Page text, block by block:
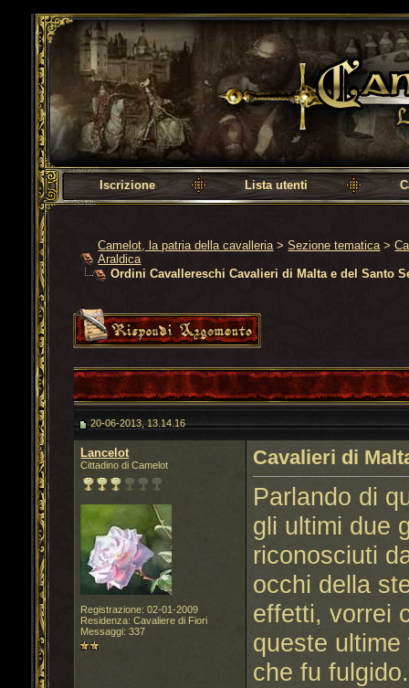
Camelot, la patria della cavalleria
Iscrizione Lista utenti
Camelot, la patria della cavalleria >Sezione tematica >
Araldica
Ordini Cavallereschi Cavalieri di Malta e del Santo
20-06-2013, 13.14.16
Lancelot
Cittadino di Camelot
Registrazione: 02-01-2009
Residenza: Cavaliere di Fiori
Messaggi: 337
Cavalieri di
Parlando di
gli ultimi due
riconosciuti
occhi della
effetti, vorrei
queste
che fu fulgido.